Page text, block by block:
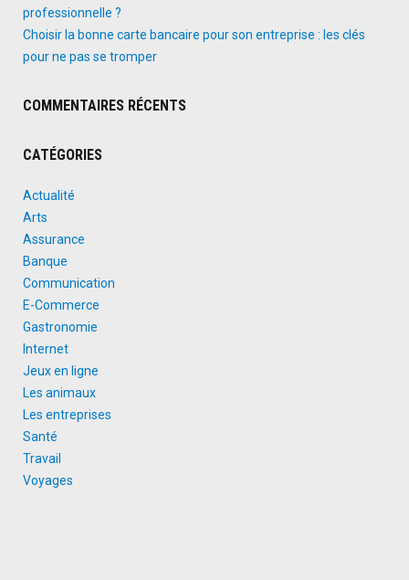
professionnelle ?
Choisir la bonne carte bancaire pour son entreprise : les clés
pour ne pas se tromper
COMMENTAIRES RÉCENTS
CATÉGORIES
Actualité
Arts
Assurance
Banque
Communication
E-Commerce
Gastronomie
Internet
Jeux en ligne
Les animaux
Les entreprises
Santé
Travail
Voyages